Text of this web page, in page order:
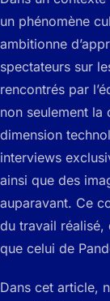
un phénomène
ambitionne
spectateurs sur
rencontrés par
non seulement la
dimension
interviews
ainsi que des
auparavant. Ce
du travail réalisé,
que celui de
Dans cet article,